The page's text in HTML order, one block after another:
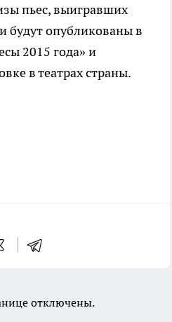
пьес, выигравших
будут опубликованы в
2015 года» и
в театрах страны.
отключены.